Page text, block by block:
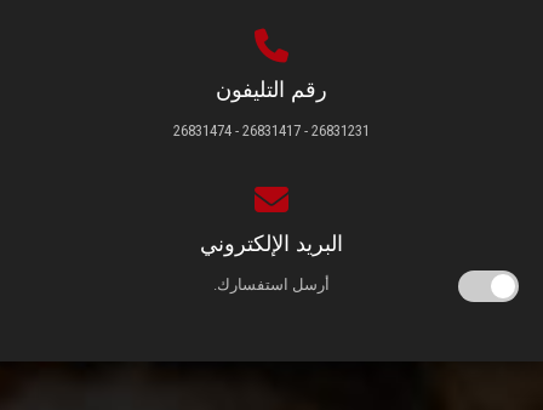
رقم التليفون
26831231 - 26831417 - 26831474
البريد الإلكتروني
أرسل استفسارك.